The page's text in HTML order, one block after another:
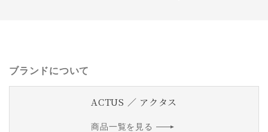
ブランドについて
ACTUS ／ アクタス
商品一覧を見る